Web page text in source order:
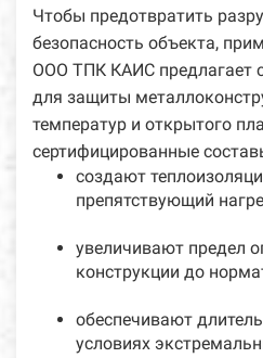
Чтобы предотвратить
безопасность объекта,
ООО ТПК КАИС предлагает
для защиты
температур и открытого
сертифицированные
создают
препятствующий
увеличивают предел
конструкции до
обеспечивают
условиях